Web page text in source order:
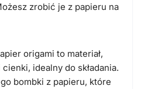
zrobić je z papieru na
origami to materiał,
idealny do składania.
bombki z papieru, które